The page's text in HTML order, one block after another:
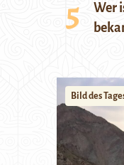
Wer
Bild des